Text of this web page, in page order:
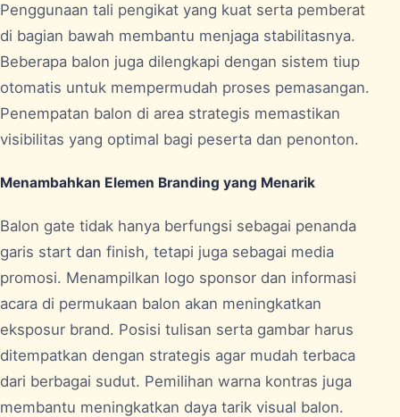
Penggunaan tali pengikat yang kuat serta pemberat
di bagian bawah membantu menjaga stabilitasnya.
Beberapa balon juga dilengkapi dengan sistem tiup
otomatis untuk mempermudah proses pemasangan.
Penempatan balon di area strategis memastikan
visibilitas yang optimal bagi peserta dan penonton.
Menambahkan Elemen Branding yang Menarik
Balon gate tidak hanya berfungsi sebagai penanda
garis start dan finish, tetapi juga sebagai media
promosi. Menampilkan logo sponsor dan informasi
acara di permukaan balon akan meningkatkan
eksposur brand. Posisi tulisan serta gambar harus
ditempatkan dengan strategis agar mudah terbaca
dari berbagai sudut. Pemilihan warna kontras juga
membantu meningkatkan daya tarik visual balon.